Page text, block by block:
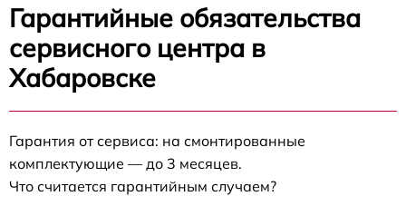
Гарантийные обязательства
сервисного центра в
Хабаровске
Гарантия от сервиса: на смонтированные
комплектующие — до 3 месяцев.
Что считается гарантийным случаем?